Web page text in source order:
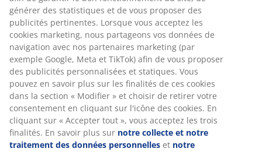
générer des statistiques et de vous proposer des
publicités pertinentes. Lorsque vous acceptez les
cookies marketing, nous partageons vos données de
navigation avec nos partenaires marketing (par
exemple Google, Meta et TikTok) afin de vous proposer
des publicités personnalisées et statiques. Vous
pouvez en savoir plus sur les finalités de ces cookies
dans la section « Modifier » et choisir de retirer votre
consentement en cliquant sur l'icône des cookies. En
cliquant sur « Accepter tout », vous acceptez les trois
finalités. En savoir plus sur notre collecte et notre
traitement des données personnelles et notre